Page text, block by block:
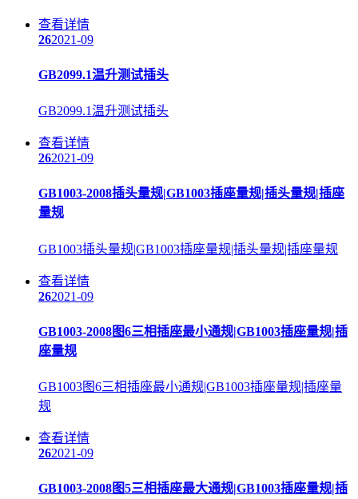
查看详情
262021-09
GB2099.1温升测试插头
GB2099.1温升测试插头
查看详情
262021-09
GB1003-2008插头量规|GB1003插座量规|插头量规|插座
量规
GB1003插头量规|GB1003插座量规|插头量规|插座量规
查看详情
262021-09
GB1003-2008图6三相插座最小通规|GB1003插座量规|插
座量规
GB1003图6三相插座最小通规|GB1003插座量规|插座量
规
查看详情
262021-09
GB1003-2008图5三相插座最大通规|GB1003插座量规|插